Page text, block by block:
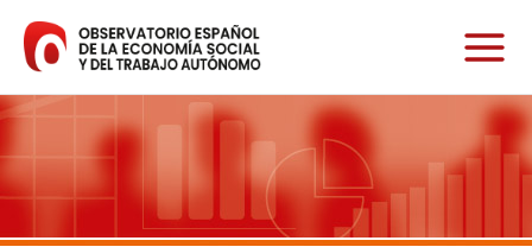
contenido